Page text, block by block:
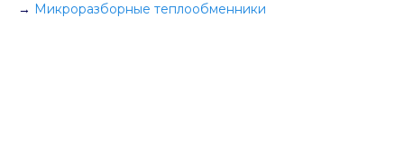
→ Микроразборные теплообменники